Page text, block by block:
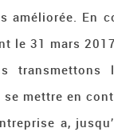
améliorée. En
le 31 mars
transmettons
se mettre en
a,